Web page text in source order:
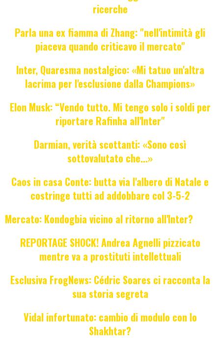
ricerche
Parla una ex fiamma di Zhang: "nell'intimità gli
piaceva quando criticavo il mercato"
Inter, Quaresma nostalgico: «Mi tatuo un'altra
lacrima per l'esclusione dalla Champions»
Elon Musk: “Vendo tutto. Mi tengo solo i soldi per
riportare Rafinha all'Inter"
Darmian, verità scottanti: «Sono così
sottovalutato che...»
Caos in casa Conte: butta via l'albero di Natale e
costringe tutti ad addobbare col 3-5-2
Mercato: Kondogbia vicino al ritorno all'Inter?
REPORTAGE SHOCK! Andrea Agnelli pizzicato
mentre va a prostituti intellettuali
Esclusiva FrogNews: Cédric Soares ci racconta la
sua storia segreta
Vidal infortunato: cambio di modulo con lo
Shakhtar?